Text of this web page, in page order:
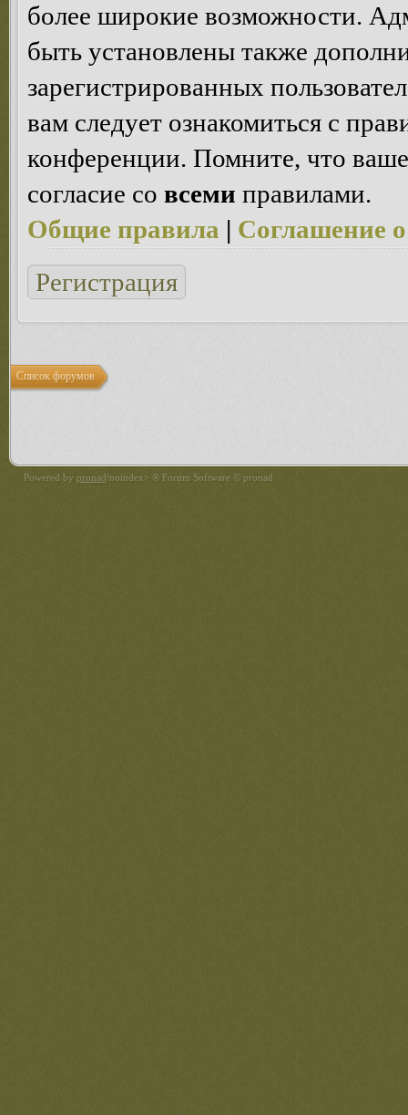
более широкие возможности.
быть установлены также
зарегистрированных
вам следует ознакомиться с
конференции. Помните, что
согласие со всеми правилами.
Общие правила | Соглашение
Регистрация
Список форумов
Powered by pronad/noindex> ® Forum Software © pronad